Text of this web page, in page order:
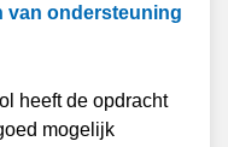
van ondersteuning
heeft de opdracht
mogelijk